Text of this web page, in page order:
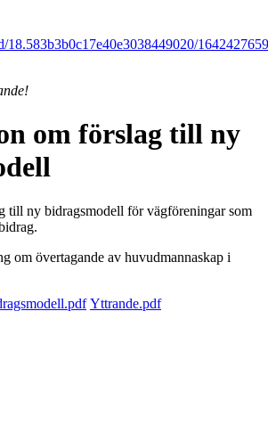
18.583b3b0c17e40e3038449020/
om förslag till ny
till ny bidragsmodell för vägföreningar som
om övertagande av huvudmannaskap i
Yttrande.pdf